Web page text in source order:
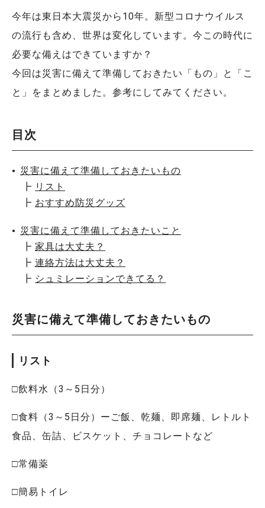
今年は東日本大震災から10年。新型コロナウイルス
の流行も含め、世界は変化しています。今この時代に
必要な備えはできていますか？
今回は災害に備えて準備しておきたい「もの」と「こ
と」をまとめました。参考にしてみてください。
目次
災害に備えて準備しておきたいもの
┣ リスト
┣ おすすめ防災グッズ
災害に備えて準備しておきたいこと
┣ 家具は大丈夫？
┣ 連絡方法は大丈夫？
┣ シュミレーションできてる？
災害に備えて準備しておきたいもの
リスト
□飲料水（3～5日分）
□食料（3～5日分）ーご飯、乾麺、即席麺、レトルト
食品、缶詰、ビスケット、チョコレートなど
□常備薬
□簡易トイレ